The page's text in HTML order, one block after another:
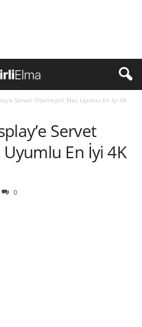
Servet Ödemeyin! Mac Uyumlu En İyi 4K
Servet
En İyi 4K
0